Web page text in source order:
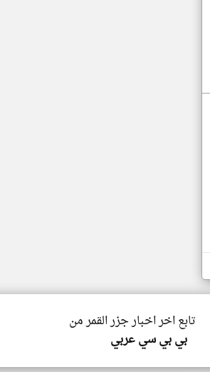
تابع اخر اخبار جزر القمر من
بي بي سي عربي